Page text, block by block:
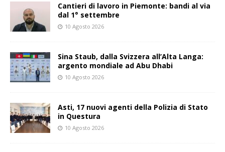
Cantieri di lavoro in Piemonte: bandi al via
dal 1° settembre
10 Agosto 2026
Sina Staub, dalla Svizzera all’Alta Langa:
argento mondiale ad Abu Dhabi
10 Agosto 2026
Asti, 17 nuovi agenti della Polizia di Stato
in Questura
10 Agosto 2026